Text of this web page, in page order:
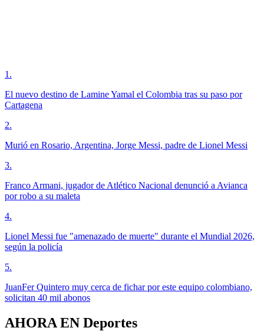
1 .
El nuevo destino de Lamine Yamal el Colombia tras su paso por
Cartagena
2.
Murió en Rosario, Argentina, Jorge Messi, padre de Lionel Messi
3.
Franco Armani, jugador de Atlético Nacional denunció a Avianca
por robo a su maleta
4.
Lionel Messi fue "amenazado de muerte" durante el Mundial 2026,
según la policía
5.
JuanFer Quintero muy cerca de fichar por este equipo colombiano,
solicitan 40 mil abonos
AHORA EN Deportes